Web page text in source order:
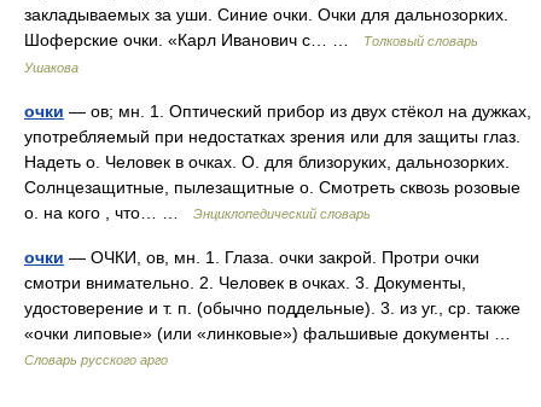
закладываемых за уши. Синие очки. Очки для дальнозорких.
Шоферские очки. «Карл Иванович с… …
Толковый словарь
Ушакова
очки — ов; мн. 1. Оптический прибор из двух стёкол на дужках,
употребляемый при недостатках зрения или для защиты глаз.
Надеть о. Человек в очках. О. для близоруких, дальнозорких.
Солнцезащитные, пылезащитные о. Смотреть сквозь розовые
о. на кого , что… …
Энциклопедический словарь
очки — ОЧКИ, ов, мн. 1. Глаза. очки закрой. Протри очки
смотри внимательно. 2. Человек в очках. 3. Документы,
удостоверение и т. п. (обычно поддельные). 3. из уг., ср. также
«очки липовые» (или «линковые») фальшивые документы …
Словарь русского арго